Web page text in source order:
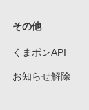
その他
くまポンAPI
お知らせ解除